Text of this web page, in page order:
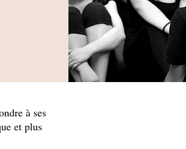
à ses
et plus